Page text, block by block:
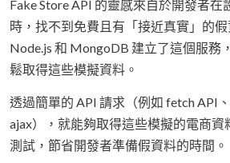
Fake Store API 的靈感來自於開發者在
時，找不到免費且有「接近真實」的
Node.js 和 MongoDB 建立了這個服務
鬆取得這些模擬資料。
透過簡單的 API 請求（例如 fetch API
ajax），就能夠取得這些模擬的電商資
測試，節省開發者準備假資料的時間。